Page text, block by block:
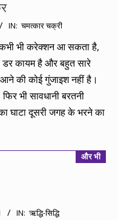
IN: चमत्कार चक्री
भी करेक्शन आ सकता है,
कायम है और बहुत सारे
की कोई गुंजाइश नहीं है।
भी सावधानी बरतनी
घाटा दूसरी जगह के भरने का
और भी
IN: ऋद्धि-सिद्धि